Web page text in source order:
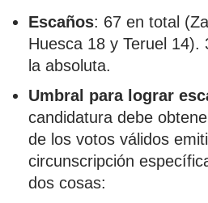
Escaños: 67 en total
Huesca 18 y Teruel 14).
la absoluta.
Umbral para lograr
candidatura debe
de los votos válidos
circunscripción
dos cosas: